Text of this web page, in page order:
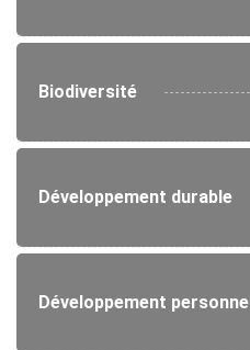
Biodiversité
Développement durable
Développement personnel